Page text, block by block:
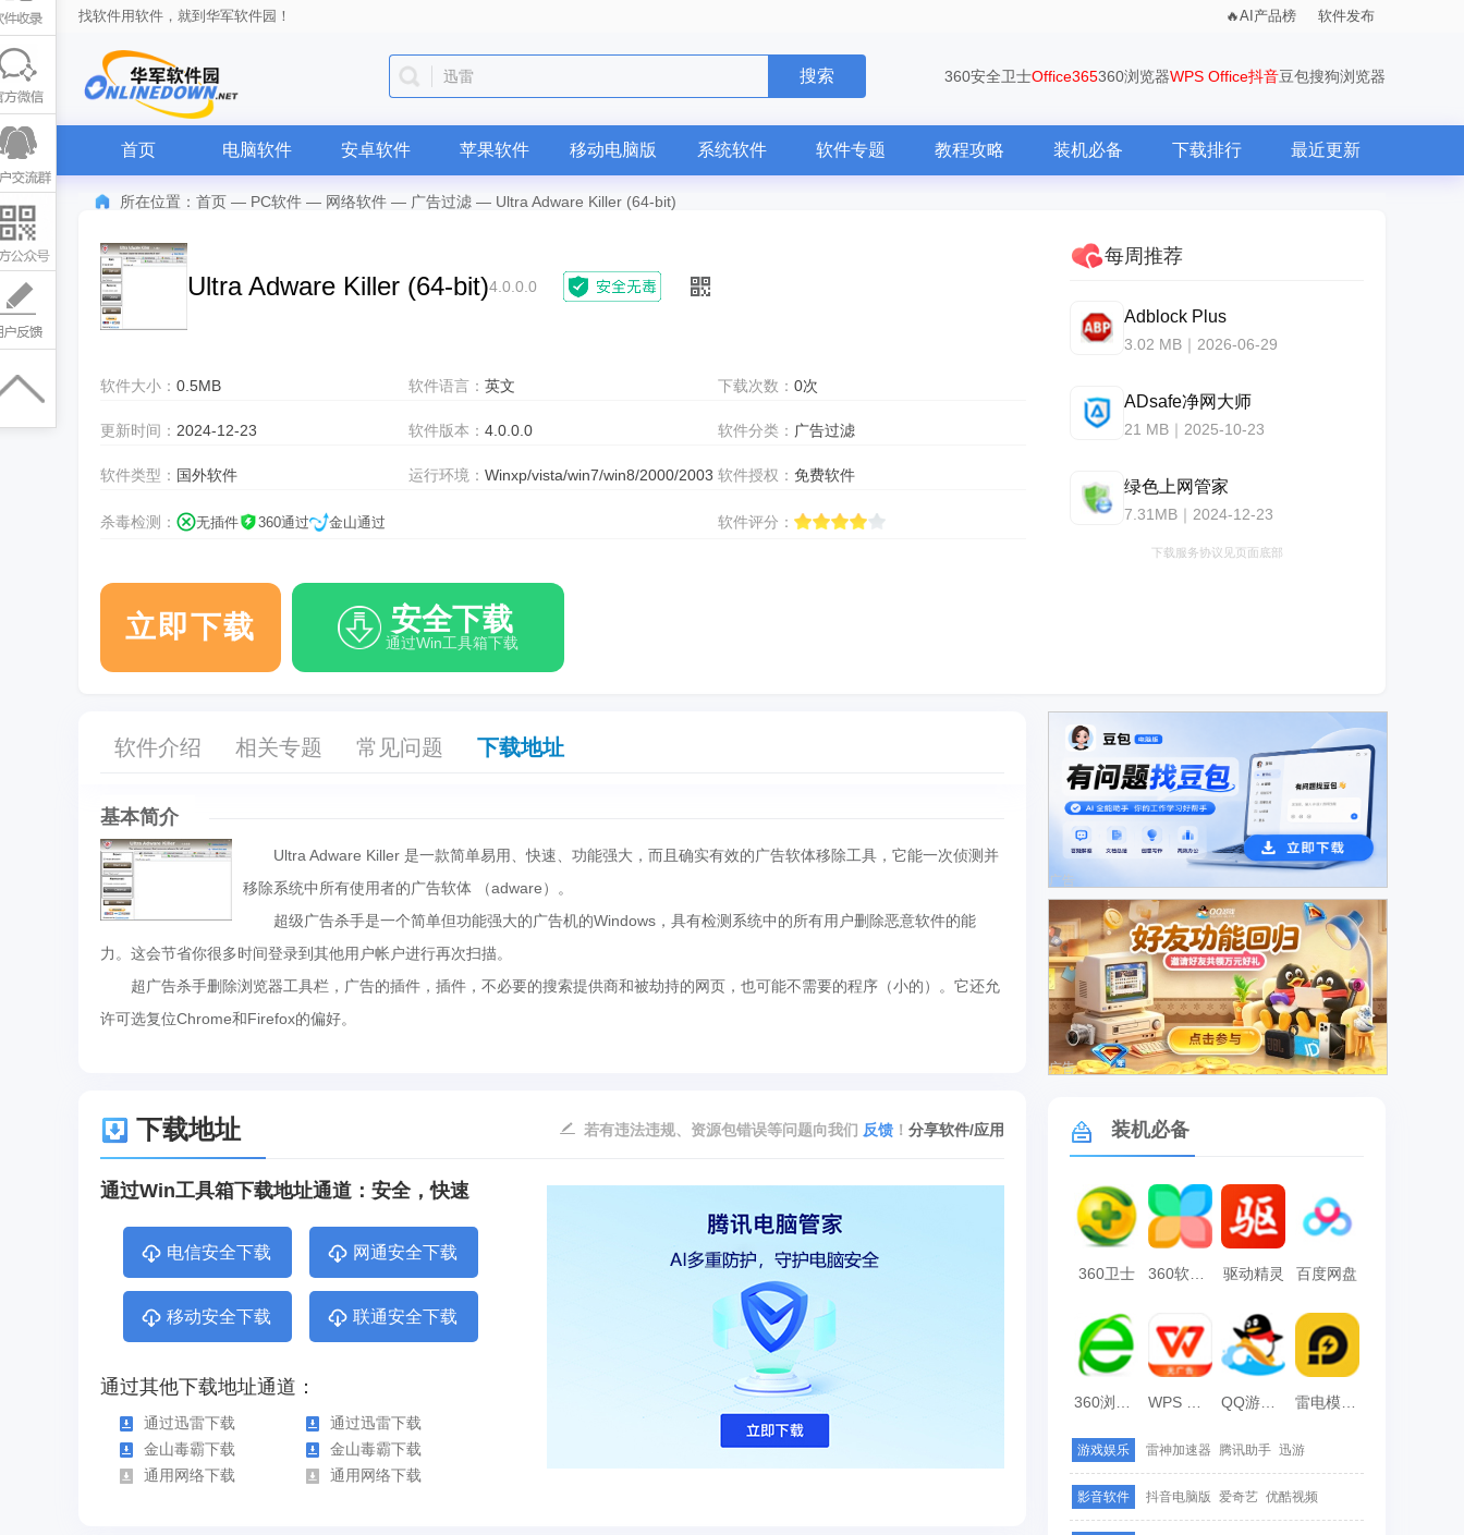
找软件用软件，就到华军软件园！ AI产品榜 软件发布
抖音 搜索 360安全卫士Office365360浏览器WPS Office抖音豆包搜狗浏览器
首页 电脑软件 安卓软件 苹果软件 移动电脑版 系统软件 软件专题 教程攻略 装机必备 下载排行 最近更新
所在位置： 首页 — PC软件 — 网络软件 — 广告过滤 — Ultra Adware Killer (64-bit)
Ultra Adware Killer (64-bit)4.0.0.0
软件大小： 0.5MB 软件语言：英文 下载次数： 0次
更新时间： 2024-12-23 软件版本：4.0.0.0 软件分类： 广告过滤
软件类型： 国外软件 运行环境：Winxp/vista/win7/win8/2000/2003 软件授权： 免费软件
杀毒检测： 无插件 360通过 金山通过 软件评分：
立即下载 安全下载
通过Win工具箱下载
每周推荐
Adblock Plus
3.02 MB｜2026-06-29
ADsafe净网大师
21 MB｜2025-10-23
绿色上网管家
7.31MB｜2024-12-23
下载服务协议见页面底部
软件介绍 相关专题 常见问题 下载地址
基本简介
Ultra Adware Killer 是一款简单易用、快速、功能强大，而且确实有效的广告软体移除工具，它能一次侦测并
移除系统中所有使用者的广告软体 （adware）。
超级广告杀手是一个简单但功能强大的广告机的Windows，具有检测系统中的所有用户删除恶意软件的能
力。这会节省你很多时间登录到其他用户帐户进行再次扫描。
超广告杀手删除浏览器工具栏，广告的插件，插件，不必要的搜索提供商和被劫持的网页，也可能不需要的程序（小的）。它还允
许可选复位Chrome和Firefox的偏好。
下载地址 分享软件/应用
若有违法违规、资源包错误等问题向我们 反馈 ！
通过Win工具箱下载地址通道：安全，快速
电信安全下载 网通安全下载
移动安全下载 联通安全下载
通过其他下载地址通道：
通过迅雷下载
通过迅雷下载
金山毒霸下载
金山毒霸下载
通用网络下载
通用网络下载
广告
广告
装机必备
360卫士 360软件管家 驱动精灵 百度网盘
雷电模拟器
游戏娱乐 雷神加速器 腾讯助手 迅游
影音软件 抖音电脑版 爱奇艺 优酷视频